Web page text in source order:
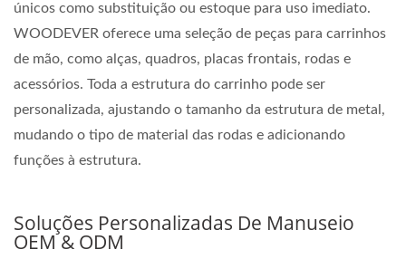
únicos como substituição ou estoque para uso imediato.
WOODEVER oferece uma seleção de peças para carrinhos
de mão, como alças, quadros, placas frontais, rodas e
acessórios. Toda a estrutura do carrinho pode ser
personalizada, ajustando o tamanho da estrutura de metal,
mudando o tipo de material das rodas e adicionando
funções à estrutura.
Soluções Personalizadas De Manuseio
OEM & ODM